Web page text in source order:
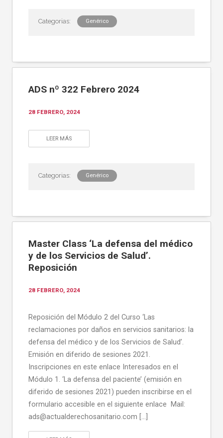
Genérico
ADS nº 322 Febrero 2024
28 FEBRERO, 2024
LEER MÁS
Genérico
Master Class ‘La defensa del médico
y de los Servicios de Salud’.
Reposición
28 FEBRERO, 2024
Reposición del Módulo 2 del Curso ‘Las
reclamaciones por daños en servicios sanitarios: la
defensa del médico y de los Servicios de Salud’.
Emisión en diferido de sesiones 2021.
Inscripciones en este enlace Interesados en el
Módulo 1. ‘La defensa del paciente’ (emisión en
diferido de sesiones 2021) pueden inscribirse en el
formulario accesible en el siguiente enlace Mail:
ads@actualderechosanitario.com […]